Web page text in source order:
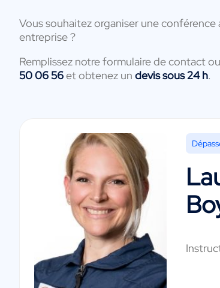
Vous souhaitez organiser une conférence
entreprise ?
Remplissez notre formulaire de contact
50 06 56et obtenez un devis sous 24 h.